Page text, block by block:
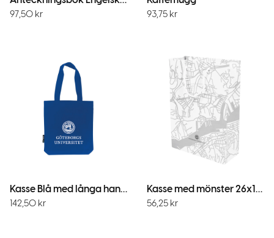
97,50 kr 93,75 kr
Kasse Blå med långa handtag och botten
142,50 kr
Kasse med mönster 26x11x37 cm
56,25 kr